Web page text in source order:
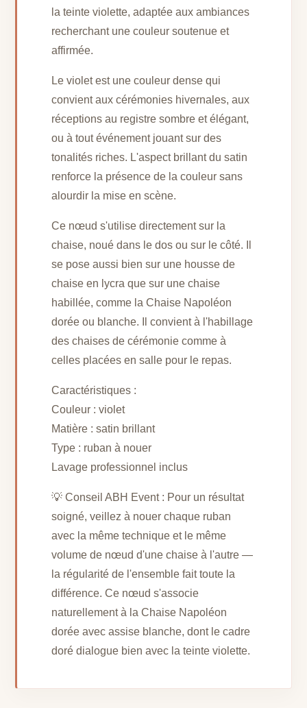
la teinte violette, adaptée aux ambiances
recherchant une couleur soutenue et
affirmée.
Le violet est une couleur dense qui
convient aux cérémonies hivernales, aux
réceptions au registre sombre et élégant,
ou à tout événement jouant sur des
tonalités riches. L'aspect brillant du satin
renforce la présence de la couleur sans
alourdir la mise en scène.
Ce nœud s'utilise directement sur la
chaise, noué dans le dos ou sur le côté. Il
se pose aussi bien sur une housse de
chaise en lycra que sur une chaise
habillée, comme la Chaise Napoléon
dorée ou blanche. Il convient à l'habillage
des chaises de cérémonie comme à
celles placées en salle pour le repas.
Caractéristiques :
Couleur : violet
Matière : satin brillant
Type : ruban à nouer
Lavage professionnel inclus
💡 Conseil ABH Event : Pour un résultat
soigné, veillez à nouer chaque ruban
avec la même technique et le même
volume de nœud d'une chaise à l'autre —
la régularité de l'ensemble fait toute la
différence. Ce nœud s'associe
naturellement à la Chaise Napoléon
dorée avec assise blanche, dont le cadre
doré dialogue bien avec la teinte violette.